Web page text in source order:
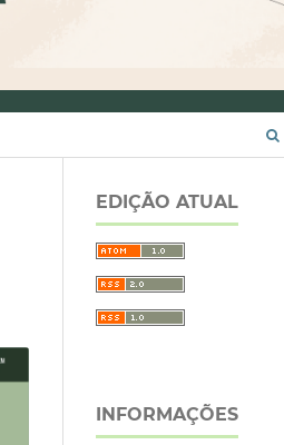
EDIÇÃO ATUAL
INFORMAÇÕES